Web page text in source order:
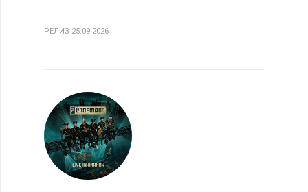
РЕЛИЗ 25.09.2026